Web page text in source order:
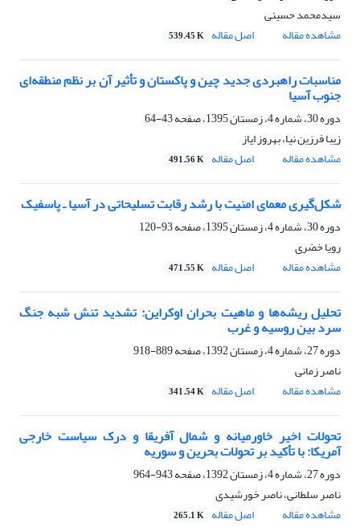
سیدمحمد حسینی
مشاهده مقاله
اصل مقاله 539.45 K
مناسبات راهبردی جدید چین و پاکستان و تأثیر آن بر نظم منطقه‌ای
جنوب آسیا
دوره 30، شماره 4، زمستان 1395، صفحه
43-64
زیبا فرزین نیا، بهروز ایاز
مشاهده مقاله
اصل مقاله 491.56 K
شکل‌گیری معمای امنیت با رشد رقابت تسلیحاتی در آسیا ـ پاسفیک
دوره 30، شماره 4، زمستان 1395، صفحه
93-120
رویا خضری
مشاهده مقاله
اصل مقاله 471.55 K
تحلیل ریشه‌ها و ماهیت بحران اوکراین: تشدید تنش شبه جنگ
سرد بین روسیه و غرب
دوره 27، شماره 4، زمستان 1392، صفحه
889-918
ناصر زمانی
مشاهده مقاله
اصل مقاله 341.54 K
تحولات اخیر خاورمیانه و شمال آفریقا و درک سیاست خارجی
آمریکا: با تأکید بر تحولات بحرین و سوریه
دوره 27، شماره 4، زمستان 1392، صفحه
943-964
ناصر سلطانی، ناصر خورشیدی
مشاهده مقاله
اصل مقاله 265.1 K